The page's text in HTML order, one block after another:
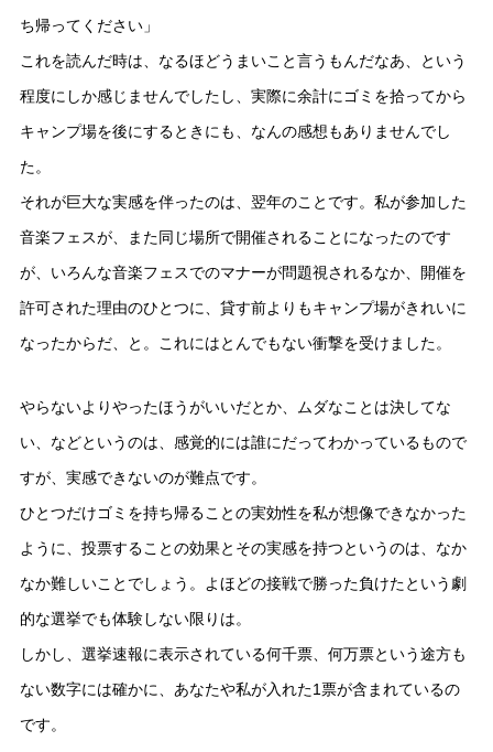
ち帰ってください」
これを読んだ時は、なるほどうまいこと言うもんだなあ、という
程度にしか感じませんでしたし、実際に余計にゴミを拾ってから
キャンプ場を後にするときにも、なんの感想もありませんでし
た。
それが巨大な実感を伴ったのは、翌年のことです。私が参加した
音楽フェスが、また同じ場所で開催されることになったのです
が、いろんな音楽フェスでのマナーが問題視されるなか、開催を
許可された理由のひとつに、貸す前よりもキャンプ場がきれいに
なったからだ、と。これにはとんでもない衝撃を受けました。
やらないよりやったほうがいいだとか、ムダなことは決してな
い、などというのは、感覚的には誰にだってわかっているもので
すが、実感できないのが難点です。
ひとつだけゴミを持ち帰ることの実効性を私が想像できなかった
ように、投票することの効果とその実感を持つというのは、なか
なか難しいことでしょう。よほどの接戦で勝った負けたという劇
的な選挙でも体験しない限りは。
しかし、選挙速報に表示されている何千票、何万票という途方も
ない数字には確かに、あなたや私が入れた1票が含まれているの
です。